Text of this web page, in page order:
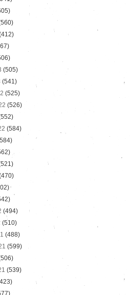
(505)
(541)
(525)
(526)
(584)
(494)
(510)
(488)
(599)
(539)